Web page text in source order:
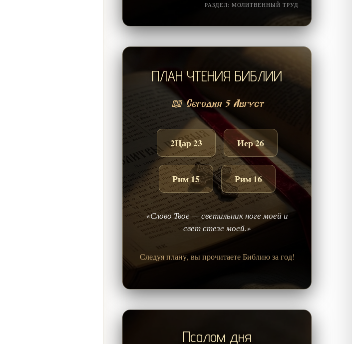
РАЗДЕЛ: МОЛИТВЕННЫЙ ТРУД
ПЛАН ЧТЕНИЯ БИБЛИИ
📖 Сегодня 5 Август
2Цар 23 Иер 26
Рим 15 Рим 16
«Слово Твое — светильник ноге моей и
свет стезе моей.»
Следуя плану, вы прочитаете Библию за год!
Псалом дня